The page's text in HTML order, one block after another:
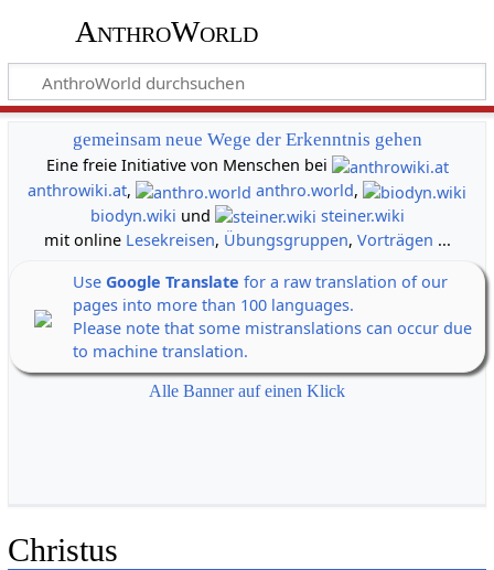
AnthroWorld
gemeinsam neue Wege der Erkenntnis gehen
Eine freie Initiative von Menschen bei
anthrowiki.at, anthro.world,
biodyn.wiki und
steiner.wiki
mit online Lesekreisen, Übungsgruppen, Vorträgen ...
Use Google Translate for a raw translation of our
pages into more than 100 languages.
Please note that some mistranslations can occur due
to machine translation.
Alle Banner auf einen Klick
Christus